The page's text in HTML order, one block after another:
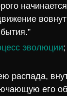
эволюции;
распада,
его